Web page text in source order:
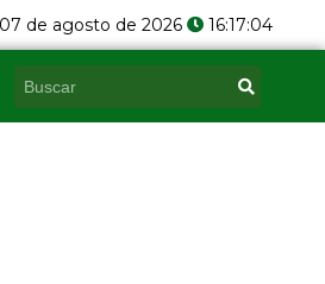
07 de agosto de 2026 16:17:05